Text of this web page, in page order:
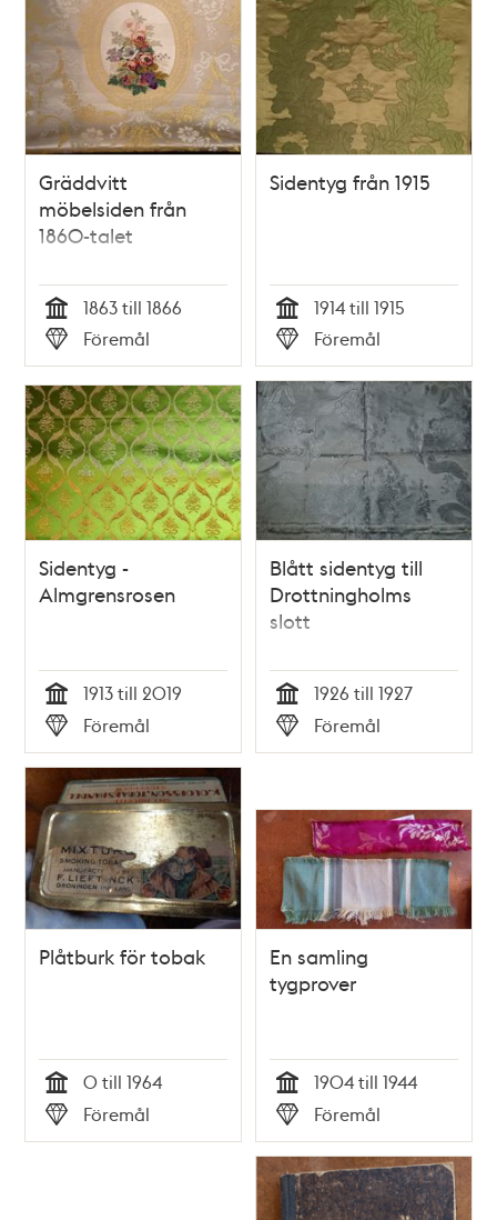
Gräddvitt
möbelsiden från
1860-talet
Tid
1863 till 1866
Typ
Föremål
Sidentyg från 1915
Tid
1914 till 1915
Typ
Föremål
Sidentyg -
Almgrensrosen
Tid
1913 till 2019
Typ
Föremål
Blått sidentyg till
Drottningholms
slott
Tid
1926 till 1927
Typ
Föremål
Plåtburk för tobak
Tid
0 till 1964
Typ
Föremål
En samling
tygprover
Tid
1904 till 1944
Typ
Föremål